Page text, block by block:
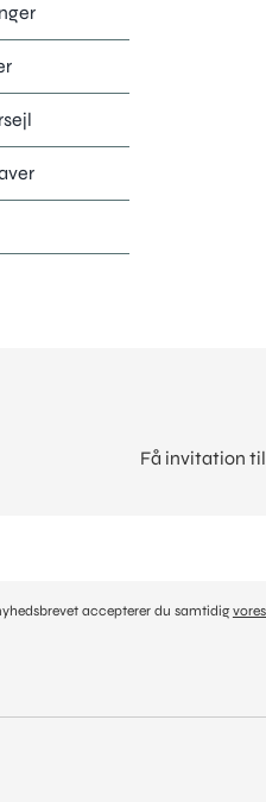
Få invitation
accepterer du samtidig